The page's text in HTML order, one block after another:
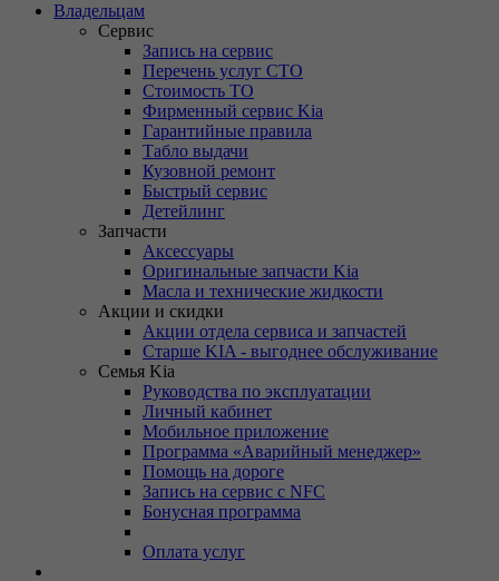
Владельцам
Сервис
Запись на сервис
Перечень услуг СТО
Стоимость ТО
Фирменный сервис Kia
Гарантийные правила
Табло выдачи
Кузовной ремонт
Быстрый сервис
Детейлинг
Запчасти
Аксессуары
Оригинальные запчасти Kia
Масла и технические жидкости
Акции и скидки
Акции отдела сервиса и запчастей
Старше KIA - выгоднее обслуживание
Семья Kia
Руководства по эксплуатации
Личный кабинет
Мобильное приложение
Программа «Аварийный менеджер»
Помощь на дороге
Запись на сервис с NFC
Бонусная программа
Оплата услуг